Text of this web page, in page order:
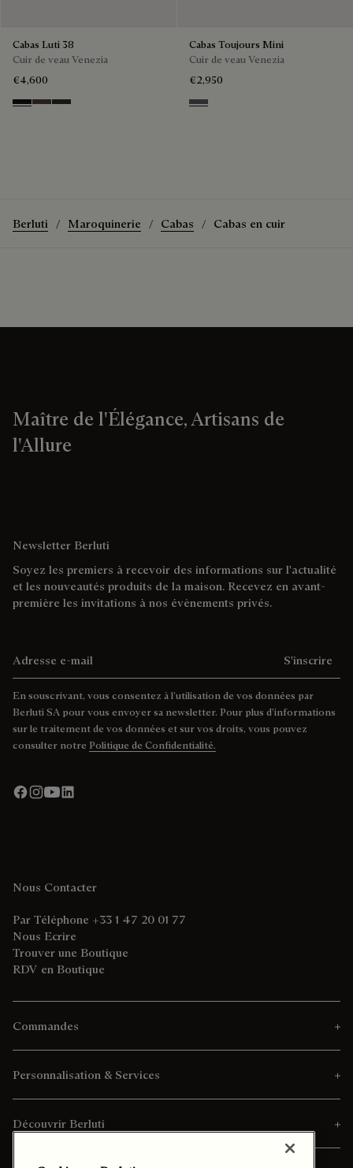
Cabas Luti 38
Cuir de veau Venezia
€4,600
NERO GRIGIO
AlbaVerbena
Cabas Toujours Mini
Cuir de veau Venezia
€2,950
Light Aluminio
Berluti Maroquinerie Cabas Cabas en cuir
Maître de l'Élégance, Artisans de
l'Allure
Newsletter Berluti
Soyez les premiers à recevoir des informations sur l'actualité
et les nouveautés produits de la maison. Recevez en avant-
première les invitations à nos évènements privés.
S'inscrire
En souscrivant, vous consentez à l’utilisation de vos données par
Berluti SA pour vous envoyer sa newsletter. Pour plus d’informations
sur le traitement de vos données et sur vos droits, vous pouvez
consulter notre Politique de Confidentialité.
Nous Contacter
Par Téléphone +33 1 47 20 01 77
Nous Ecrire
Trouver une Boutique
RDV en Boutique
Commandes
Personnalisation & Services
Découvrir Berluti